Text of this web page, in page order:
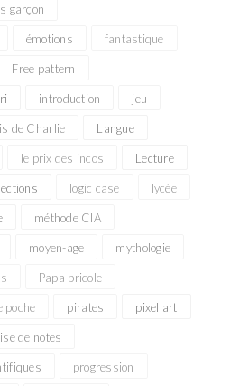
garçon
émotions fantastique
Free pattern
introduction jeu
de Charlie Langue
le prix des incos Lecture
logic case lycée
méthode CIA
moyen-age mythologie
Papa bricole
poche pirates pixel art
de notes
progression